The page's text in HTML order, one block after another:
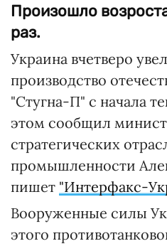
Произошло
раз.
Украина вчетверо
производство
"Стугна-П" с начала
этом сообщил
стратегических
промышленности
пишет "Интерфакс-
Вооруженные силы
этого